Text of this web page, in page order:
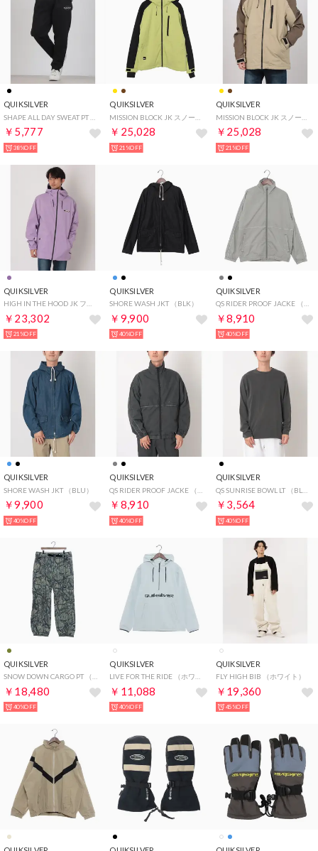
QUIKSILVER
￥5,777
38%OFF
QUIKSILVER
￥25,028
21%OFF
QUIKSILVER
￥25,028
21%OFF
QUIKSILVER
￥23,302
21%OFF
QUIKSILVER
SHORE WASH JKT （BLK）
￥9,900
40%OFF
QUIKSILVER
￥8,910
40%OFF
QUIKSILVER
SHORE WASH JKT （BLU）
￥9,900
40%OFF
QUIKSILVER
￥8,910
40%OFF
QUIKSILVER
￥3,564
40%OFF
QUIKSILVER
￥18,480
40%OFF
QUIKSILVER
￥11,088
40%OFF
QUIKSILVER
FLY HIGH BIB （ホワイト）
￥19,360
45%OFF